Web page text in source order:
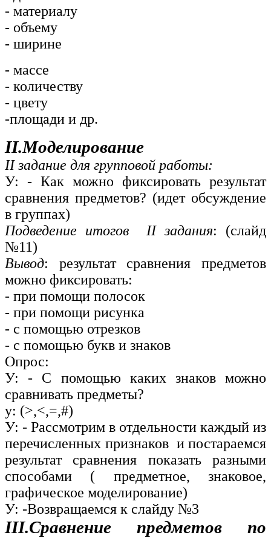
- материалу
- объему
- ширине
- массе
- количеству
- цвету
-площади и др.
II.Моделирование
II задание для групповой работы:
У: - Как можно фиксировать результат
сравнения предметов? (идет обсуждение
в группах)
Подведение итогов II задания: (слайд
№11)
Вывод: результат сравнения предметов
можно фиксировать:
- при помощи полосок
- при помощи рисунка
- с помощью отрезков
- с помощью букв и знаков
Опрос:
У: - С помощью каких знаков можно
сравнивать предметы?
у: (>,<,=,#)
У: - Рассмотрим в отдельности каждый из
перечисленных признаков и постараемся
результат сравнения показать разными
способами ( предметное, знаковое,
графическое моделирование)
У: -Возвращаемся к слайду №3
III.Сравнение предметов по